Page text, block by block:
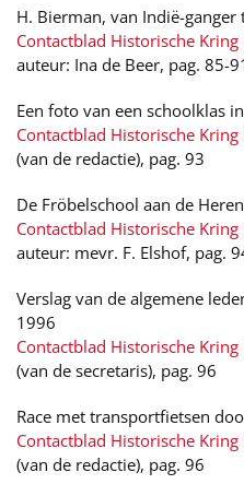
H. Bierman, van Indië-
Contactblad Historische
auteur: Ina de Beer, pag. 85-
Een foto van een schoolklas
Contactblad Historische
(van de redactie), pag. 93
De Fröbelschool aan de
Contactblad Historische
auteur: mevr. F. Elshof, pag.
Verslag van de algemene
1996
Contactblad Historische
(van de secretaris), pag. 96
Race met transportfietsen
Contactblad Historische
(van de redactie), pag. 96